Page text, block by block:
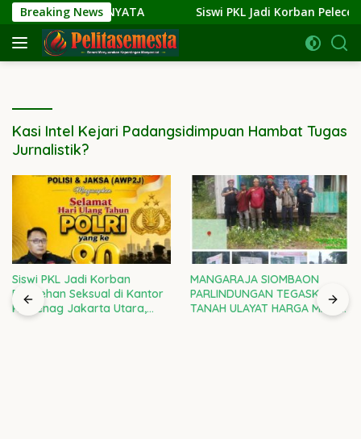
Langsung
ke
konten
Breaking News
KE AKSI NYATA Siswi PKL Jadi Korban Pelecehan
Kasi Intel Kejari Padangsidimpuan Hambat Tugas
Jurnalistik?
Siswi PKL Jadi Korban
Pelecehan Seksual di Kantor
Kemenag Jakarta Utara,
MANGARAJA SIOMBAON
PARLINDUNGAN TEGASKAN:
TANAH ULAYAT HARGA MATI!